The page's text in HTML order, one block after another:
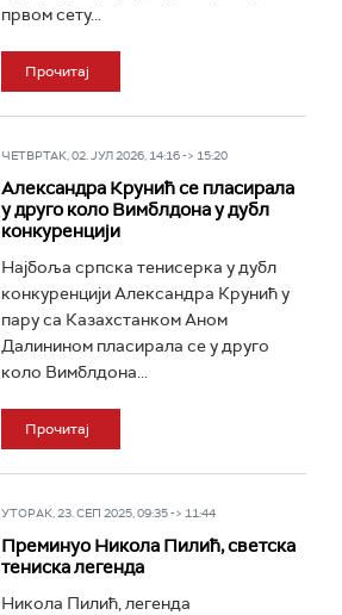
првом сету...
Прочитај
ЧЕТВРТАК, 02. ЈУЛ 2026, 14:16 -> 15:20
Александра Крунић се пласирала
у друго коло Вимблдона у дубл
конкуренцији
Најбоља српска тенисерка у дубл
конкуренцији Александра Крунић у
пару са Казахстанком Аном
Далинином пласирала се у друго
коло Вимблдона...
Прочитај
УТОРАК, 23. СЕП 2025, 09:35 -> 11:44
Преминуо Никола Пилић, светска
тениска легенда
Никола Пилић, легенда